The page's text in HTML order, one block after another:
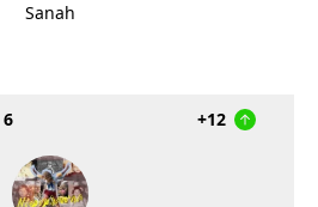
Sanah
6 +12